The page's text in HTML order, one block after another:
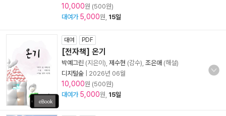
10,000원 (500원)
대여가 5,000원, 15일
대여 PDF
[전자책] 온기
박예그린 (지은이), 제수현 (감수), 조은애 (해설)
디지털숲
2026년 06월
10,000원 (500원)
대여가 5,000원, 15일